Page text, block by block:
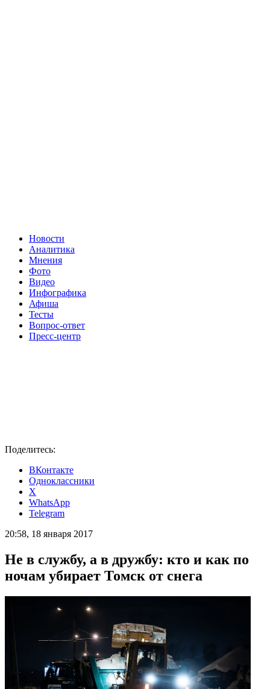
Новости
Аналитика
Мнения
Фото
Видео
Инфографика
Афиша
Тесты
Вопрос-ответ
Пресс-центр
Поделитесь:
ВКонтакте
Одноклассники
X
WhatsApp
Telegram
20:58, 18 января 2017
Не в службу, а в дружбу: кто и как по
ночам убирает Томск от снега